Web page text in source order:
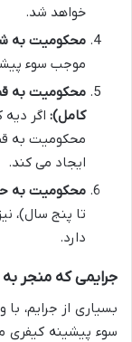
خواهد شد.
محکومیت به
موجب سوء
محکومیت به
کامل): اگر
محکومیت به
ایجاد می کند.
محکومیت به
تا پنج سال)،
دارد.
جرایمی که منجر
بسیاری از جرایم،
سوء پیشینه کیفری